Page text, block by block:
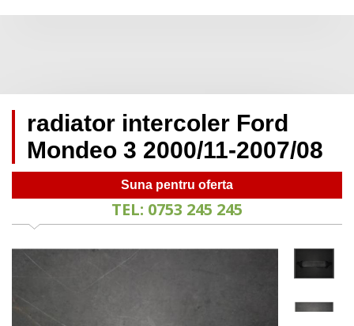
radiator intercoler Ford
Mondeo 3 2000/11-2007/08
Suna pentru oferta
TEL: 0753 245 245